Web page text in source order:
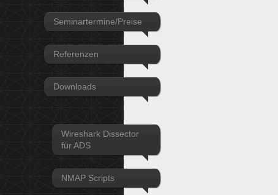
Seminartermine/Preise
Referenzen
Downloads
Wireshark Dissector
für ADS
NMAP Scripts